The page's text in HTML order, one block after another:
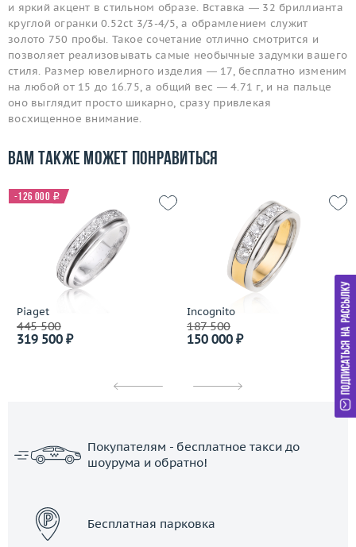
и яркий акцент в стильном образе. Вставка — 32 бриллианта
круглой огранки 0.52ct 3/3-4/5, а обрамлением служит
золото 750 пробы. Такое сочетание отлично смотрится и
позволяет реализовывать самые необычные задумки вашего
стиля. Размер ювелирного изделия — 17, бесплатно изменим
на любой от 15 до 16.75, а общий вес — 4.71 г, и на пальце
оно выглядит просто шикарно, сразу привлекая
восхищенное внимание.
Вам также может понравиться
Piaget
445 500
319 500 ₽
-126 000 i
Incognito
187 500
150 000 ₽
Покупателям - бесплатное такси до
шоурума и обратно!
Бесплатная парковка